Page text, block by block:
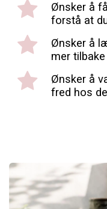
Ønsker å
forstå at
Ønsker å
mer tilbake
Ønsker å
fred hos